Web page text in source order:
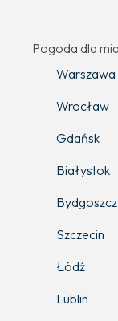
Pogoda dla
Warszawa
Wrocław
Gdańsk
Białystok
Bydgoszcz
Szczecin
Łódź
Lublin